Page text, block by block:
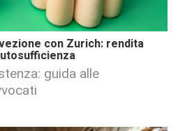
con Zurich: rendita
guida alle